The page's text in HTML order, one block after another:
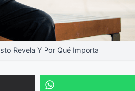
Revela Y Por Qué Importa